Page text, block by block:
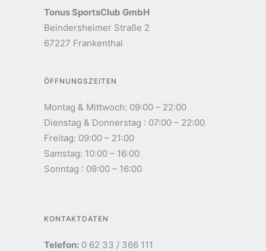
Tonus SportsClub GmbH
Beindersheimer Straße 2
67227 Frankenthal
ÖFFNUNGSZEITEN
Montag & Mittwoch: 09:00 – 22:00
Dienstag & Donnerstag : 07:00 – 22:00
Freitag: 09:00 – 21:00
Samstag: 10:00 – 16:00
Sonntag : 09:00 – 16:00
KONTAKTDATEN
Telefon: 0 62 33 / 366 111